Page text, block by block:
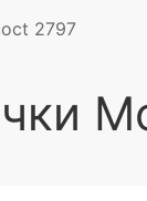
2797